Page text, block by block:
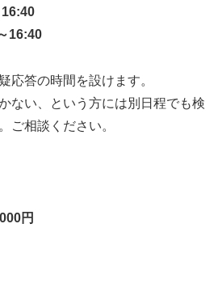
16:40
応答の時間を設けます。
ない、という方には別日程でも検
ご相談ください。
円